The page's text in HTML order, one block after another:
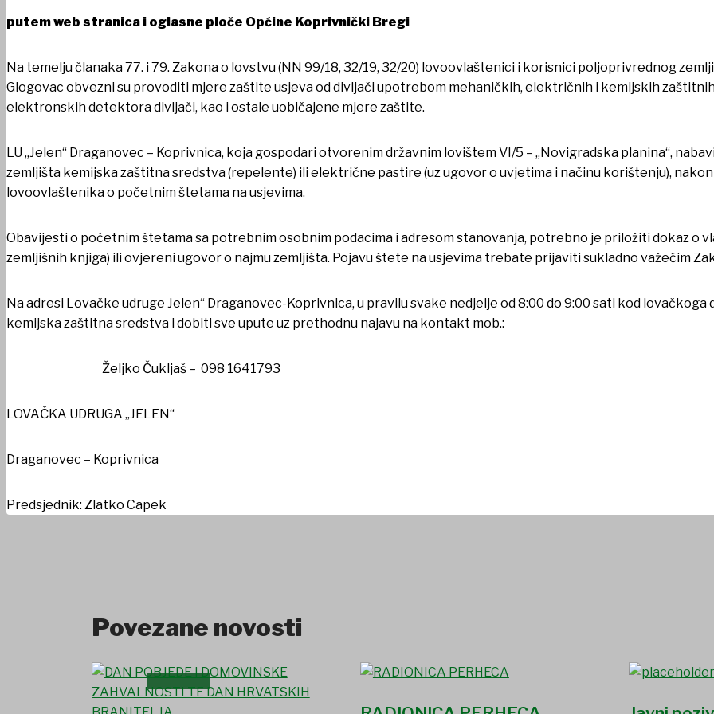
USTANOVE
putem web stranica i oglasne ploče Općine Koprivnički Bregi
Na temelju članaka 77. i 79. Zakona o lovstvu (NN 99/18, 32/19, 32/20) lovoovlaštenici i korisnici poljoprivrednog
Glogovac obvezni su provoditi mjere zaštite usjeva od divljači upotrebom mehaničkih, električnih i kemijskih
elektronskih detektora divljači, kao i ostale uobičajene mjere zaštite.
LU „Jelen“ Draganovec – Koprivnica, koja gospodari otvorenim državnim lovištem VI/5 – „Novigradska planina“,
zemljišta kemijska zaštitna sredstva (repelente) ili električne pastire (uz ugovor o uvjetima i načinu korištenju),
lovoovlaštenika o početnim štetama na usjevima.
Obavijesti o početnim štetama sa potrebnim osobnim podacima i adresom stanovanja, potrebno je priložiti dokaz o
zemljišnih knjiga) ili ovjereni ugovor o najmu zemljišta. Pojavu štete na usjevima trebate prijaviti sukladno važećim
Na adresi Lovačke udruge Jelen“ Draganovec-Koprivnica, u pravilu svake nedjelje od 8:00 do 9:00 sati kod lovačkoga
kemijska zaštitna sredstva i dobiti sve upute uz prethodnu najavu na kontakt mob.:
Željko Čukljaš – 098 1641793
LOVAČKA UDRUGA „JELEN“
Draganovec – Koprivnica
Predsjednik: Zlatko Capek
Povezane novosti